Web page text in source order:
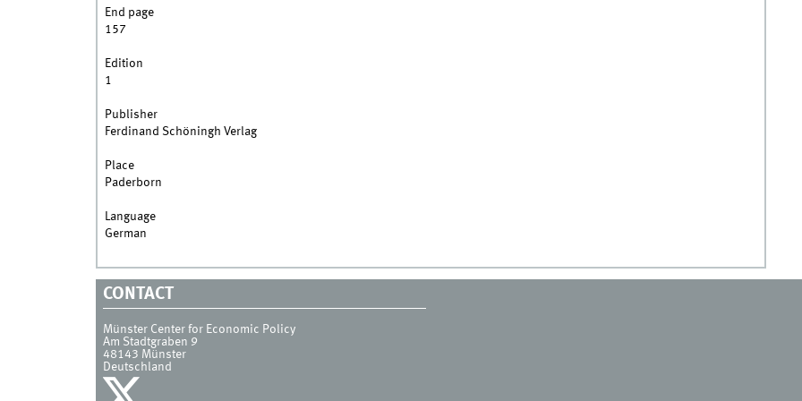
End page
157
Edition
1
Publisher
Ferdinand Schöningh Verlag
Place
Paderborn
Language
German
CONTACT
Münster Center for Economic Policy
Am Stadtgraben 9
48143 Münster
Deutschland